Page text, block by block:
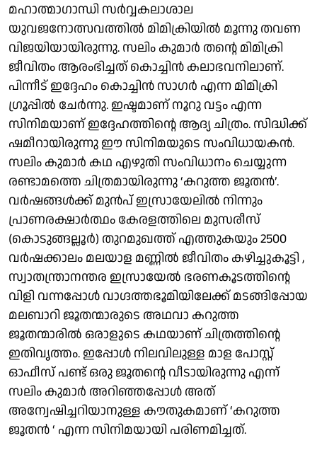
മഹാത്മാഗാന്ധി സർവ്വകലാശാല
യുവജനോത്സവത്തിൽ മി​​മി​​ക്രി​​യി​​ൽ മൂന്നു തവണ
വിജയിയായിരുന്നു. സലിം കുമാർ തന്റെ മിമിക്രി
ജീവിതം ആരംഭിച്ചത് കൊച്ചിൻ കലാഭവനിലാണ്.
പിന്നീട് ഇദ്ദേഹം കൊച്ചിൻ സാഗർ എന്ന മിമിക്രി
ഗ്രൂപ്പിൽ ചേർന്നു. ഇഷ്ടമാണ് നൂറു വട്ടം എന്ന
സിനിമയാണ് ഇദ്ദേഹത്തിന്റെ ആദ്യ ചിത്രം. സിദ്ധിക്ക്
ഷമീറായിരുന്നു ഈ സിനിമയുടെ സം‌വിധായകൻ.
സലിം കുമാർ കഥ എഴുതി സംവിധാനം ചെയ്യുന്ന
രണ്ടാമത്തെ ചിത്രമായിരുന്നു ‘കറുത്ത ജൂതൻ’.
വർഷങ്ങൾക്ക് മുൻപ് ഇസ്രായേലിൽ നിന്നും
പ്രാണരക്ഷാർത്ഥം കേരളത്തിലെ മുസരീസ്
(കൊടുങ്ങല്ലൂർ) തുറമുഖത്ത് എത്തുകയും 2500
വർഷക്കാലം മലയാള മണ്ണിൽ ജീവിതം കഴിച്ചുകൂട്ടി ,
സ്വാതന്ത്രാനന്തര ഇസ്രായേൽ ഭരണകൂടത്തിന്റെ
വിളി വന്നപ്പോൾ വാഗ്ദത്തഭൂമിയിലേക്ക് മടങ്ങിപ്പോയ
മലബാറി ജൂതന്മാരുടെ അഥവാ കറുത്ത
ജൂതന്മാരില്‍ ഒരാളുടെ കഥയാണ് ചിത്രത്തിന്റെ
ഇതിവൃത്തം. ഇപ്പോൾ നിലവിലുള്ള മാള പോസ്റ്റ്
ഓഫീസ് പണ്ട് ഒരു ജൂതന്റെ വീടായിരുന്നു എന്ന്
സലിം കുമാർ അറിഞ്ഞപ്പോൾ അത്
അന്വേഷിച്ചറിയാനുള്ള കൗതുകമാണ് ‘കറുത്ത
ജൂതൻ ‘ എന്ന സിനിമയായി പരിണമിച്ചത്.